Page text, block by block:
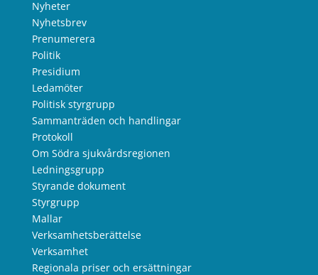
Nyheter
Nyhetsbrev
Prenumerera
Politik
Presidium
Ledamöter
Politisk styrgrupp
Sammanträden och handlingar
Protokoll
Om Södra sjukvårdsregionen
Ledningsgrupp
Styrande dokument
Styrgrupp
Mallar
Verksamhetsberättelse
Verksamhet
Regionala priser och ersättningar